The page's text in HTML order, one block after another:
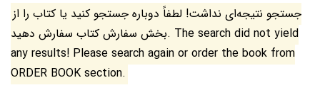
جستجو نتیجه‌ای نداشت! لطفاً دوباره جستجو کنید یا کتاب را از
بخش سفارش کتاب سفارش دهید. The search did not yield
any results! Please search again or order the book from
ORDER BOOK section.